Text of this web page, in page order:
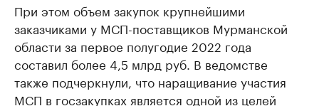
При этом объем закупок крупнейшими
заказчиками у МСП-поставщиков Мурманской
области за первое полугодие 2022 года
составил более 4,5 млрд руб. В ведомстве
также подчеркнули, что наращивание участия
МСП в госзакупках является одной из целей